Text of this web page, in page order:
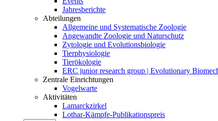
Jahresberichte
Abteilungen
Allgemeine und Systematische Zoologie
Angewandte Zoologie und Naturschutz
Zytologie und Evolutionsbiologie
Tierphysiologie
Tierökologie
ERC junior research group | Evolutionary
Zentrale Einrichtungen
Vogelwarte
Aktivitäten
Lamarckzirkel
Lothar-Kämpfe-Publikationspreis